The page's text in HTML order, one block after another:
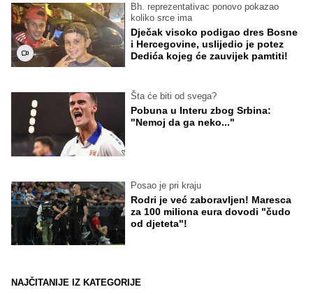
Bh. reprezentativac ponovo pokazao
koliko srce ima
Dječak visoko podigao dres Bosne
i Hercegovine, uslijedio je potez
Dedića kojeg će zauvijek pamtiti!
Šta će biti od svega?
Pobuna u Interu zbog Srbina:
"Nemoj da ga neko..."
Posao je pri kraju
Rodri je već zaboravljen! Maresca
za 100 miliona eura dovodi "čudo
od djeteta"!
NAJČITANIJE IZ KATEGORIJE